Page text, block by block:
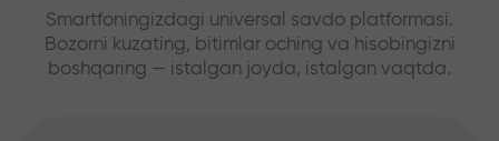
Smartfoningizdagi universal savdo platformasi.
Bozorni kuzating, bitimlar oching va hisobingizni
boshqaring — istalgan joyda, istalgan vaqtda.